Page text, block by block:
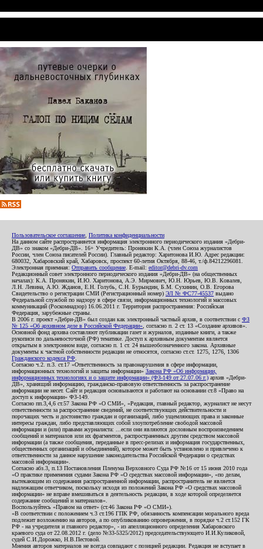
Пользовательское соглашение Политика конфиденциальности
На данном сайте распространяется информация электронного периодического издания «Дебри-
ДВ» со знаком «Дебри-ДВ». 16+ Учредитель: Пронякин К.А. (член Союза журналистов
России, член Союза писателей России). Главный редактор: Харитонова И.Ю. Адрес редакции:
680032, Хабаровский край, Хабаровск, проспект 60-летия Октября, 88-46, т./ф.84212296081.
Электронная приемная: Отправить сообщение . E-mail: editor@debri-dv.com
Редакционный совет электронного периодического издания «Дебри-ДВ» (на общественных
началах): К.А. Пронякин, И.Ю. Харитонова, А.Э. Мирмович, Ю.Н. Юрьев, Ю.В. Ковалев,
Л.Н. Левина, А.Ю. Жданов, Е.Н. Голубь, С.Н. Бурындин, Б.М. Сухинин, О.В. Егорова
Свидетельство о регистрации СМИ (Регистрационный номер) ЭЛ № ФС77-45537 выдано
Федеральной службой по надзору в сфере связи, информационных технологий и массовых
коммуникаций (Роскомнадзор) 16.06.2011 г. Территория распространения: Российская
Федерация, зарубежные страны.
В 2006 г. проект «Дебри-ДВ» был создан как электронный частный архив, в соответствии с ФЗ
№ 125 «Об архивном деле в Российской Федерации» , согласно п. 2 ст. 13 «Создание архивов».
Основной фонд архива составляют публикации газет и журналов, изданные книги, а также
рукописи по дальневосточной (РФ) тематике. Доступ к архивным документам является
открытым в электронном виде, согласно п. 1 ст. 24 вышеобозначенного закона. Архивные
документы к частной собственности редакции не относятся, согласно ст.ст. 1275, 1276, 1306
Гражданского кодекса РФ
Согласно ч.2. п.3. ст.17 «Ответственность за правонарушения в сфере информации,
информационных технологий и защиты информации» Закона РФ «Об информации,
информационных технологиях и о защите информации» (ФЗ-149 от 27.07.06 г.) архив «Дебри-
ДВ», хранящий информацию, гражданско-правовую ответственность за распространение
информации не несет. Сайт и редакция основываются и работают на основании ст.8 «Право на
доступ к информации» ФЗ-149.
Согласно пп.3,4,6 ст.57 Закона РФ «О СМИ», «Редакция, главный редактор, журналист не несут
ответственности за распространение сведений, не соответствующих действительности и
порочащих честь и достоинство граждан и организаций, либо ущемляющих права и законные
интересы граждан, либо представляющих собой злоупотребление свободой массовой
информации и (или) правами журналиста: ...если они являются дословным воспроизведением
сообщений и материалов или их фрагментов, распространенных другим средством массовой
информации (а также сообщения, переданные в пресс-релизах и информация государственных,
общественных организаций и объединений), которое может быть установлено и привлечено к
ответственности за данное нарушение законодательства Российской Федерации о средствах
массовой информации».
Согласно абз.3, п.13 Постановления Пленума Верховного Суда РФ №16 от 15 июня 2010 года
«О практике применения судами Закона РФ «О средствах массовой информации», «по делам,
вытекающим из содержания распространенной информации, распространитель не является
надлежащим ответчиком, поскольку исходя из положений Закона РФ «О средствах массовой
информации» не вправе вмешиваться в деятельность редакции, в ходе которой определяется
содержание сообщений и материалов».
Воспользуйтесь «Правом на ответ» (ст.46 Закона РФ «О СМИ»).
«В соответствии с положением ч.3 ст.196 ГПК РФ, обязанность компенсации морального вреда
подлежит возложению на авторов, а по опубликованию опровержения, в порядке ч.2 ст.152 ГК
РФ - на учредителя и главного редактор», - из апелляционного определения Хабаровского
краевого суда от 22.08.2012 г. (дело №33-5325/2012) председательствующего И.И.Куликовой,
судей С.И.Дорожко, Н.В.Пестовой.
Мнения авторов материалов не всегда совпадают с позицией редакции. Редакция не вступает в